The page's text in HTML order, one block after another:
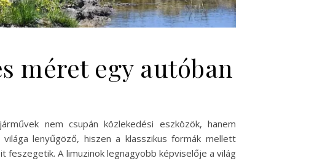
méret egy autóban
nem csupán közlekedési eszközök, hanem
lenyűgöző, hiszen a klasszikus formák mellett
A limuzinok legnagyobb képviselője a világ